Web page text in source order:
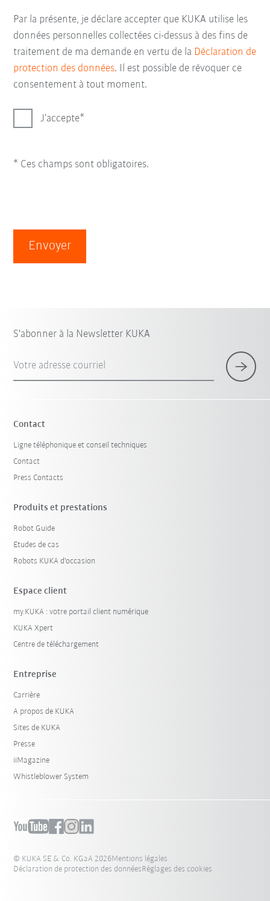
Par la présente, je déclare accepter que KUKA utilise les
données personnelles collectées ci-dessus à des fins de
traitement de ma demande en vertu de la Déclaration de
protection des données. Il est possible de révoquer ce
consentement à tout moment.
J’accepte
* Ces champs sont obligatoires.
Envoyer
S'abonner à la Newsletter KUKA
Votre adresse courriel
Contact
Ligne téléphonique et conseil techniques
Contact
Press Contacts
Produits et prestations
Robot Guide
Etudes de cas
Robots KUKA d'occasion
Espace client
my.KUKA : votre portail client numérique
KUKA Xpert
Centre de téléchargement
Entreprise
Carrière
A propos de KUKA
Sites de KUKA
Presse
iiMagazine
Whistleblower System
© KUKA SE & Co. KGaA 2026Mentions légales
Déclaration de protection des donnéesRéglages des cookies